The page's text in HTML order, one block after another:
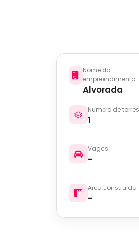
Nome do
empreendimento
Alvorada
Numero de torres
1
Vagas
-
Area construida
-